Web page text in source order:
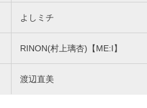
よしミチ
RINON(村上璃杏)【ME:I】
渡辺直美